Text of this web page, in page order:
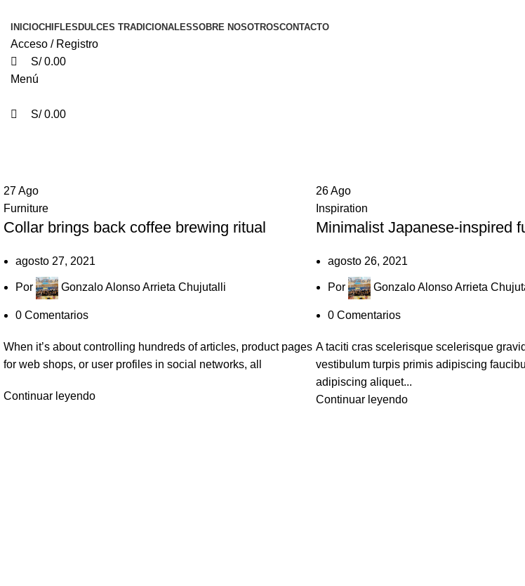
INICIOCHIFLES DULCES TRADICIONALESSOBRE NOSOTROSCONTACTO
Acceso / Registro
S/0.00
Menú
S/0.00
27Ago
Furniture
Collar brings back coffee brewing ritual
agosto 27, 2021
Por Gonzalo Alonso Arrieta Chujutalli
0 Comentarios
When it’s about controlling hundreds of articles, product pages
for web shops, or user profiles in social networks, all
Continuar leyendo
26Ago
Inspiration
Minimalist Japanese-inspired
agosto 26, 2021
Por Gonzalo Alonso Arrieta
0 Comentarios
A taciti cras scelerisque scelerisque
vestibulum turpis primis adipiscing
adipiscing aliquet...
Continuar leyendo